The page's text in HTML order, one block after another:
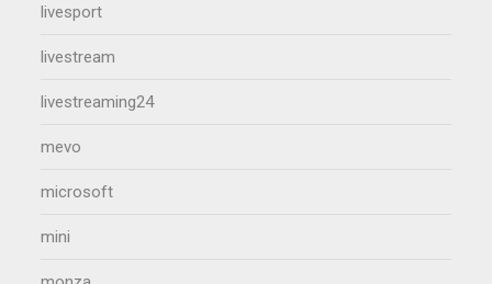
livesport
livestream
livestreaming24
mevo
microsoft
mini